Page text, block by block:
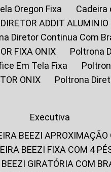
Oregon Fixa
DIRETOR ADDIT ALUMINIO
Diretor Continua Com
FIXA ONIX
Poltrona
Em Tela Fixa
ONIX
Poltrona
Executiva
BEEZI
BEEZI FIXA COM 4
BEEZI GIRATÓRIA COM